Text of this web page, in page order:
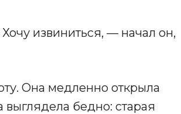
извиниться, — начал он,
Она медленно открыла
выглядела бедно: старая